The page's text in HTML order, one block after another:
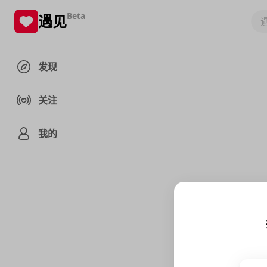
遇见Beta
发现
关注
我的